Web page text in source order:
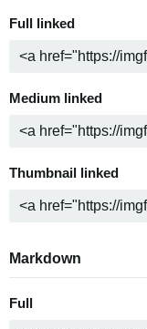
Full linked
Medium linked
Thumbnail linked
Markdown
Full